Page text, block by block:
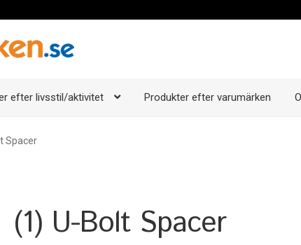
efter livsstil/aktivitet Produkter efter varumärken
Spacer
(1) U-Bolt Spacer